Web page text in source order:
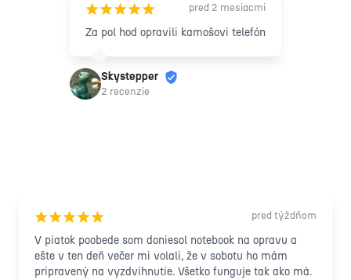
¡¡¡¡¡ pred 2 mesiacmi
Za pol hod opravili kamošovi telefón
Skystepper
2 recenzie
¡¡¡¡¡ pred týždňom
V piatok poobede som doniesol notebook na opravu a
ešte v ten deň večer mi volali, že v sobotu ho mám
pripravený na vyzdvihnutie. Všetko funguje tak ako má.